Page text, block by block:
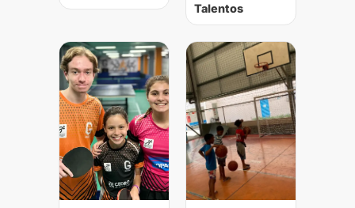
Talentos